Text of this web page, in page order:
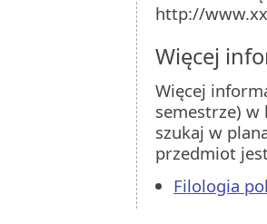
http://
Więcej
Więcej
semestrze)
szukaj w
przedmiot
Filologia